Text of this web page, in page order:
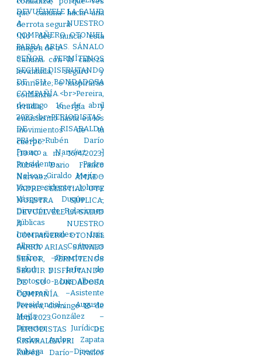
que camina hacia una
derrota segura.
!No des nunca esta
imagen de ti!
Camina con la cabeza
levantada, seguro y
sonriente; e inspirarás
confianza.
Irradia energía y
entusiasmo hasta en los
movimientos de tu
cuerpo.
[10:40 a. m., 16/4/2023]
Rubén Dario Franco
Narvaez: AMADO
PADRE CELESTIAL: OYE
NUESTRA SÚPLICA,
DEVUÉLVELE LA SALUD
A NUESTRO
COMPAÑERO OTONIEL
PARRA ARIAS. SÁNALO
SEÑOR, PERMÍTENOS
SEGUIR DISFRUTANDO
DE SU BONDADOSA
COMPAÑÍA.
Pereira, domingo 16 de
abril 2023.
PERIODISTAS DE
RISARALDA PRI
Rubén Darío Franco